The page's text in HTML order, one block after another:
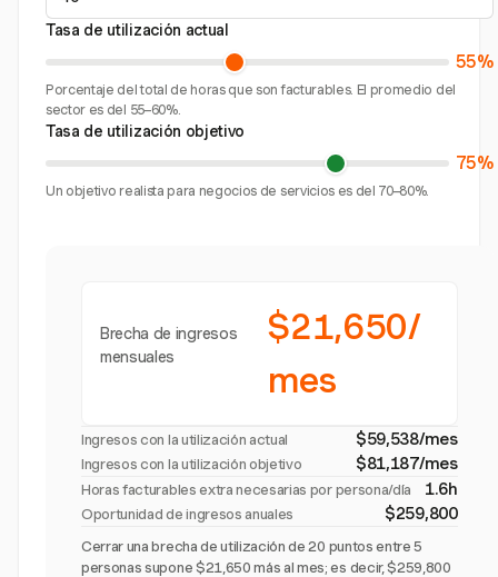
Tasa de utilización actual
55%
Porcentaje del total de horas que son facturables. El promedio del
sector es del 55–60%.
Tasa de utilización objetivo
75%
Un objetivo realista para negocios de servicios es del 70–80%.
Brecha de ingresos
mensuales
$21,650/
mes
Ingresos con la utilización actual $59,538/mes
Ingresos con la utilización objetivo $81,187/mes
Horas facturables extra necesarias por persona/día 1.6h
Oportunidad de ingresos anuales $259,800
Cerrar una brecha de utilización de 20 puntos entre 5
personas supone $21,650 más al mes; es decir, $259,800